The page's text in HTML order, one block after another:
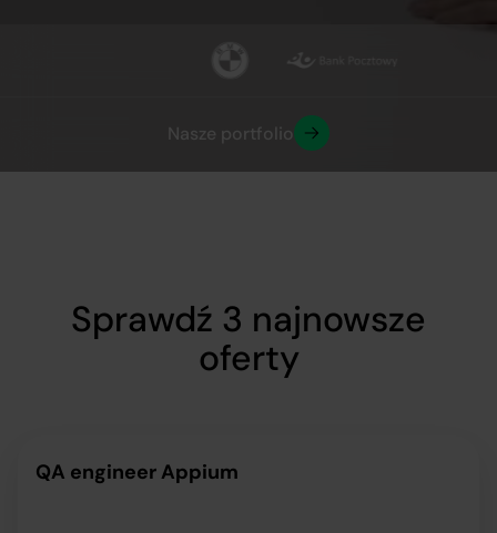
Nasze portfolio
Sprawdź 3 najnowsze
oferty
QA engineer Appium